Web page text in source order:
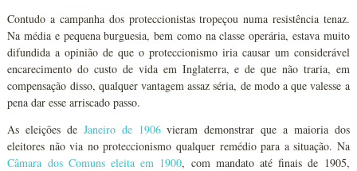
Contudo a campanha dos proteccionistas tropeçou numa resistência tenaz.
Na média e pequena burguesia, bem como na classe operária, estava muito
difundida a opinião de que o proteccionismo iria causar um considerável
encarecimento do custo de vida em Inglaterra, e de que não traria, em
compensação disso, qualquer vantagem assaz séria, de modo a que valesse a
pena dar esse arriscado passo.
As eleições de Janeiro de 1906vieram demonstrar que a maioria dos
eleitores não via no proteccionismo qualquer remédio para a situação. Na
Câmara dos Comuns eleita em 1900, com mandato até finais de 1905,